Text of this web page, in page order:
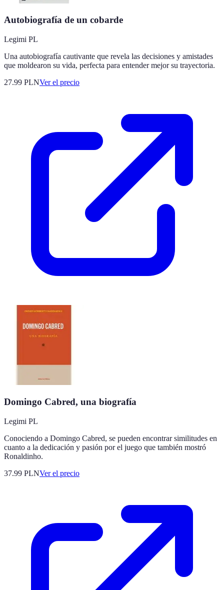
Autobiografía de un cobarde
Legimi PL
Una autobiografía cautivante que revela las decisiones y amistades
que moldearon su vida, perfecta para entender mejor su trayectoria.
27.99 PLNVer el precio
Domingo Cabred, una biografía
Legimi PL
Conociendo a Domingo Cabred, se pueden encontrar similitudes en
cuanto a la dedicación y pasión por el juego que también mostró
Ronaldinho.
37.99 PLNVer el precio